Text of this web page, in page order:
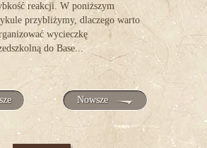
reakcji. W poniższym
przybliżymy, dlaczego warto
wycieczkę
do Base...
Nowsze